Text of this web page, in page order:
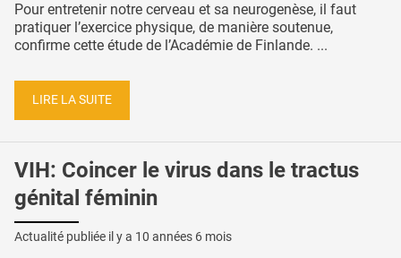
Pour entretenir notre cerveau et sa neurogenèse, il faut
pratiquer l’exercice physique, de manière soutenue,
confirme cette étude de l’Académie de Finlande. ...
LIRE LA SUITE
VIH: Coincer le virus dans le tractus
génital féminin
Actualité publiée il y a 10 années 6 mois